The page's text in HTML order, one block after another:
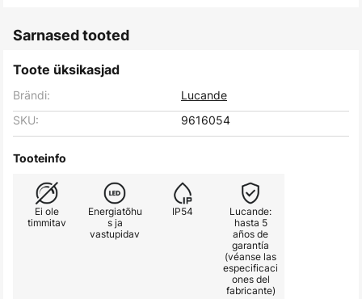
Sarnased tooted
Toote üksikasjad
Brändi:
Lucande
SKU:
9616054
Tooteinfo
Ei ole
timmitav
Energiatõhu
s ja
vastupidav
IP54
Lucande:
hasta 5
años de
garantía
(véanse las
especificaci
ones del
fabricante)